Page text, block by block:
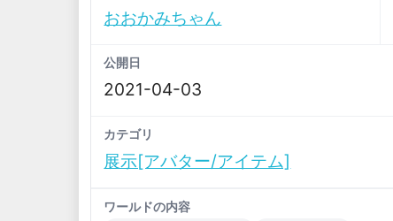
おおかみちゃん
公開日
2021-04-03
カテゴリ
展示[アバター/アイテム]
ワールドの内容